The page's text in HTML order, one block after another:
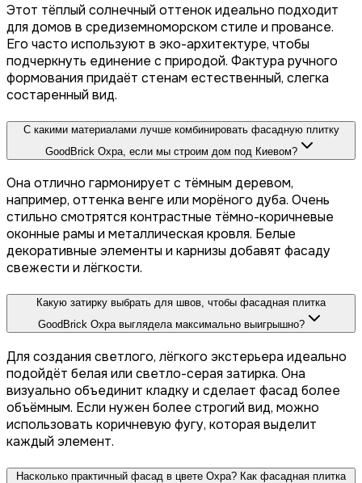
Этот тёплый солнечный оттенок идеально подходит
для домов в средиземноморском стиле и провансе.
Его часто используют в эко-архитектуре, чтобы
подчеркнуть единение с природой. Фактура ручного
формования придаёт стенам естественный, слегка
состаренный вид.
С какими материалами лучше комбинировать фасадную плитку
GoodBrick Охра, если мы строим дом под Киевом?
Она отлично гармонирует с тёмным деревом,
например, оттенка венге или морёного дуба. Очень
стильно смотрятся контрастные тёмно-коричневые
оконные рамы и металлическая кровля. Белые
декоративные элементы и карнизы добавят фасаду
свежести и лёгкости.
Какую затирку выбрать для швов, чтобы фасадная плитка
GoodBrick Охра выглядела максимально выигрышно?
Для создания светлого, лёгкого экстерьера идеально
подойдёт белая или светло-серая затирка. Она
визуально объединит кладку и сделает фасад более
объёмным. Если нужен более строгий вид, можно
использовать коричневую фугу, которая выделит
каждый элемент.
Насколько практичный фасад в цвете Охра? Как фасадная плитка